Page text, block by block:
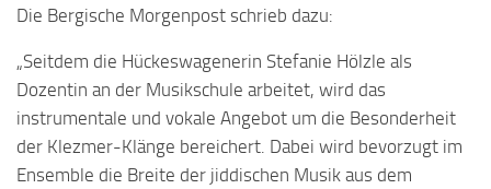
Die Bergische Morgenpost schrieb dazu:
„Seitdem die Hückeswagenerin Stefanie Hölzle als
Dozentin an der Musikschule arbeitet, wird das
instrumentale und vokale Angebot um die Besonderheit
der Klezmer-Klänge bereichert. Dabei wird bevorzugt im
Ensemble die Breite der jiddischen Musik aus dem